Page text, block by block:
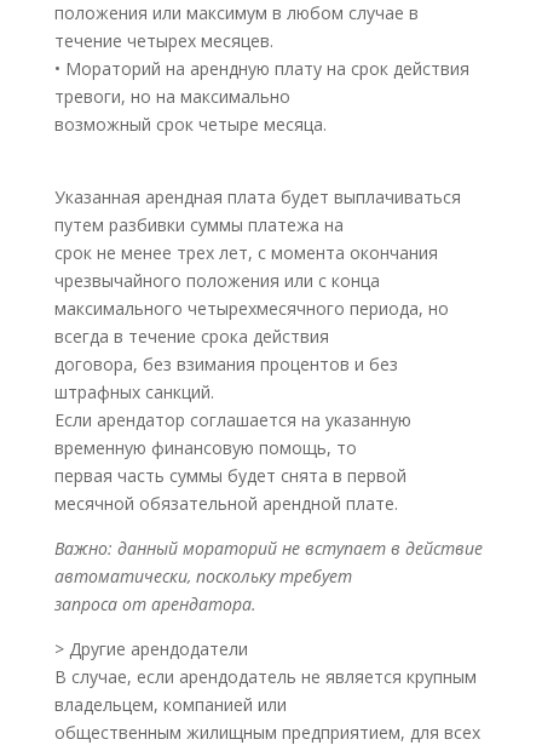
положения или максимум в любом случае в
течение четырех месяцев.
• Мораторий на арендную плату на срок действия
тревоги, но на максимально
возможный срок четыре месяца.
Указанная арендная плата будет выплачиваться
путем разбивки суммы платежа на
срок не менее трех лет, с момента окончания
чрезвычайного положения или с конца
максимального четырехмесячного периода, но
всегда в течение срока действия
договора, без взимания процентов и без
штрафных санкций.
Если арендатор соглашается на указанную
временную финансовую помощь, то
первая часть суммы будет снята в первой
месячной обязательной арендной плате.
Важно: данный мораторий не вступает в действие
автоматически, поскольку требует
запроса от арендатора.
> Другие арендодатели
В случае, если арендодатель не является крупным
владельцем, компанией или
общественным жилищным предприятием, для всех